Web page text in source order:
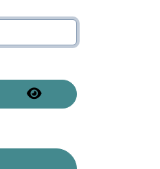
Afficher le mot de passe